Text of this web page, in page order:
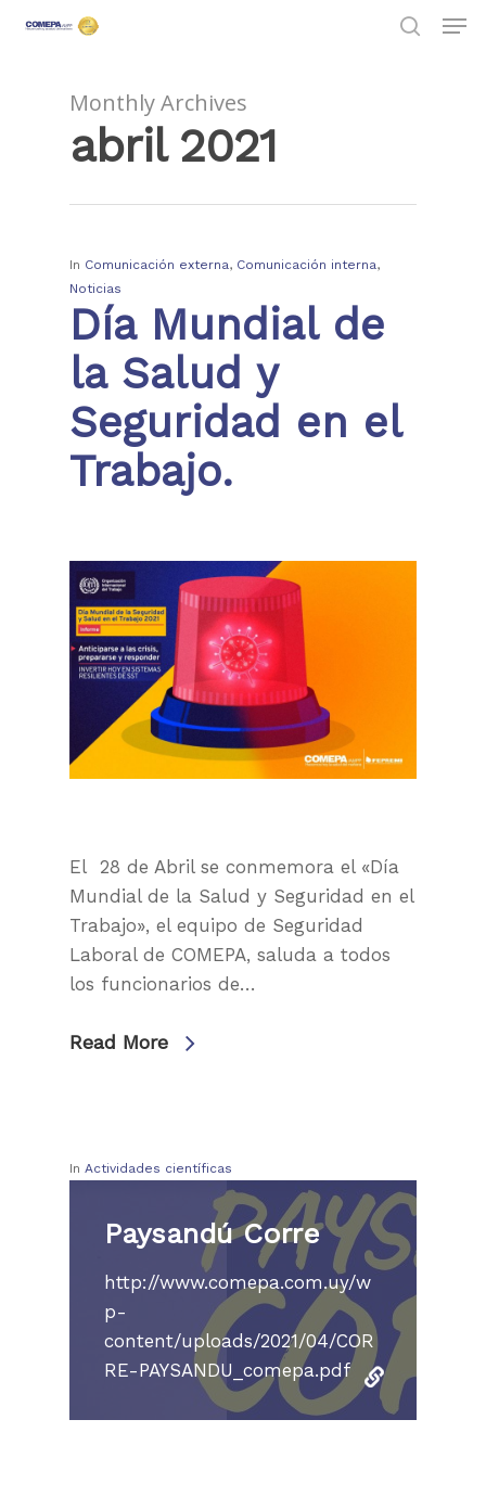
Hit enter to search or ESC to close
Monthly Archives
abril 2021
In Comunicación externa, Comunicación interna,
Noticias
Día Mundial de
la Salud y
Seguridad en el
Trabajo.
El 28 de Abril se conmemora el «Día
Mundial de la Salud y Seguridad en el
Trabajo», el equipo de Seguridad
Laboral de COMEPA, saluda a todos
los funcionarios de…
Read More
In Actividades científicas
Paysandú Corre
http://www.comepa.com.uy/w
p-
content/uploads/2021/04/COR
RE-PAYSANDU_comepa.pdf